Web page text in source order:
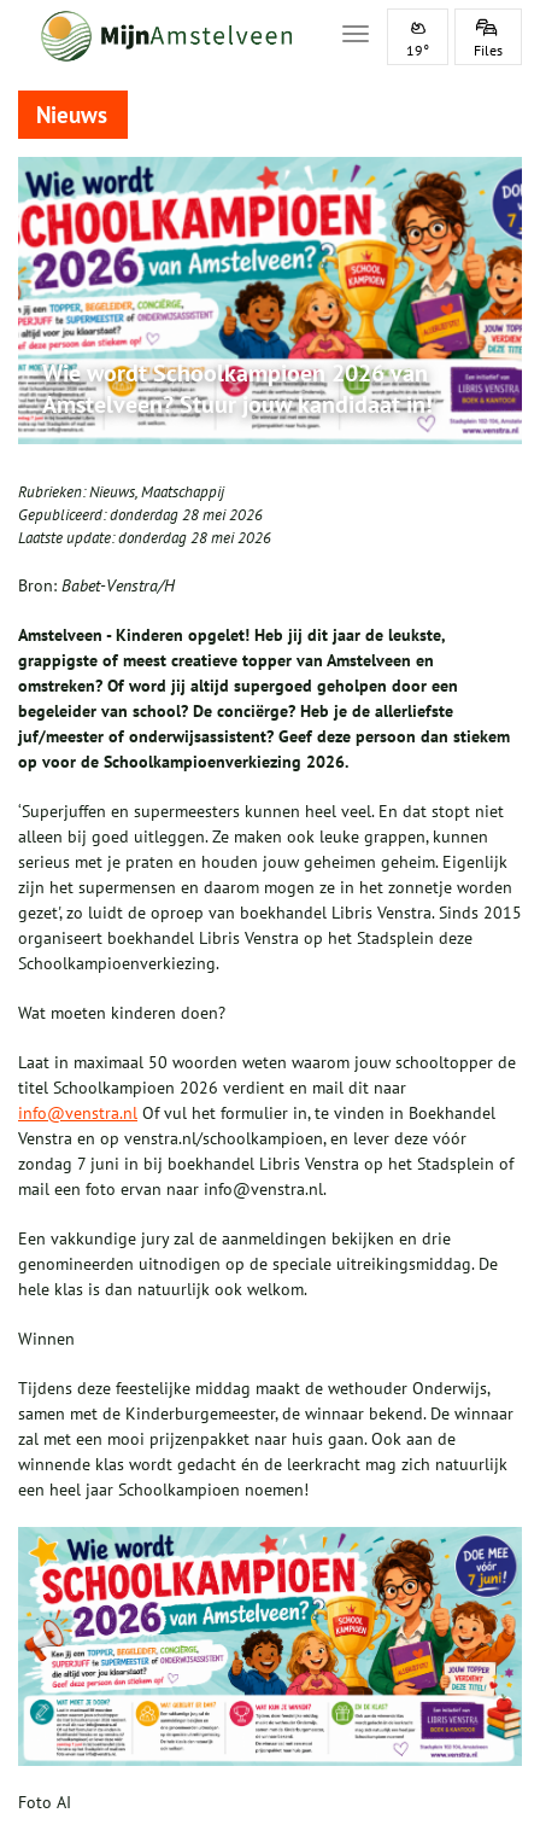
Toggle navigation
19° Files
Nieuws
Wie wordt Schoolkampioen 2026 van
Amstelveen? Stuur jouw kandidaat in!
Rubrieken:Nieuws,Maatschappij
Gepubliceerd:donderdag 28 mei 2026
Laatste update:donderdag 28 mei 2026
Bron: Babet-Venstra/H
Amstelveen - Kinderen opgelet! Heb jij dit jaar de leukste,
grappigste of meest creatieve topper van Amstelveen en
omstreken? Of word jij altijd supergoed geholpen door een
begeleider van school? De conciërge? Heb je de allerliefste
juf/meester of onderwijsassistent? Geef deze persoon dan stiekem
op voor de Schoolkampioenverkiezing 2026.
‘Superjuffen en supermeesters kunnen heel veel. En dat stopt niet
alleen bij goed uitleggen. Ze maken ook leuke grappen, kunnen
serieus met je praten en houden jouw geheimen geheim. Eigenlijk
zijn het supermensen en daarom mogen ze in het zonnetje worden
gezet', zo luidt de oproep van boekhandel Libris Venstra. Sinds 2015
organiseert boekhandel Libris Venstra op het Stadsplein deze
Schoolkampioenverkiezing.
Wat moeten kinderen doen?
Laat in maximaal 50 woorden weten waarom jouw schooltopper de
titel Schoolkampioen 2026 verdient en mail dit naar
info@venstra.nl Of vul het formulier in, te vinden in Boekhandel
Venstra en op venstra.nl/schoolkampioen, en lever deze vóór
zondag 7 juni in bij boekhandel Libris Venstra op het Stadsplein of
mail een foto ervan naar info@venstra.nl.
Een vakkundige jury zal de aanmeldingen bekijken en drie
genomineerden uitnodigen op de speciale uitreikingsmiddag. De
hele klas is dan natuurlijk ook welkom.
Winnen
Tijdens deze feestelijke middag maakt de wethouder Onderwijs,
samen met de Kinderburgemeester, de winnaar bekend. De winnaar
zal met een mooi prijzenpakket naar huis gaan. Ook aan de
winnende klas wordt gedacht én de leerkracht mag zich natuurlijk
een heel jaar Schoolkampioen noemen!
Foto AI